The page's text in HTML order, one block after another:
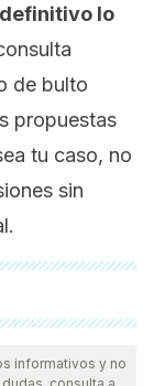
lo
de bulto
propuestas
tu caso, no
sin
profundidad por
informativos y no